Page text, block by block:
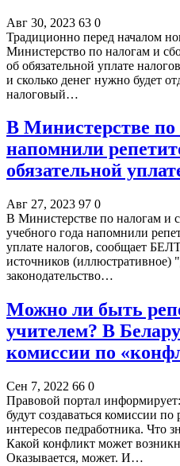
Авг 30, 2023 63 0
Традиционно перед началом
Министерство по налогам и
об обязательной уплате
и сколько денег нужно будет
налоговый…
В Министерстве по
напомнили
обязательной
Авг 27, 2023 97 0
В Министерстве по налогам и
учебного года напомнили
уплате налогов, сообщает
источников (иллюстративное)
законодательство…
Можно ли быть
учителем? В
комиссии по
Сен 7, 2022 66 0
Правовой портал
будут создаваться комиссии
интересов педработника. Что
Какой конфликт может
Оказывается, может. И…